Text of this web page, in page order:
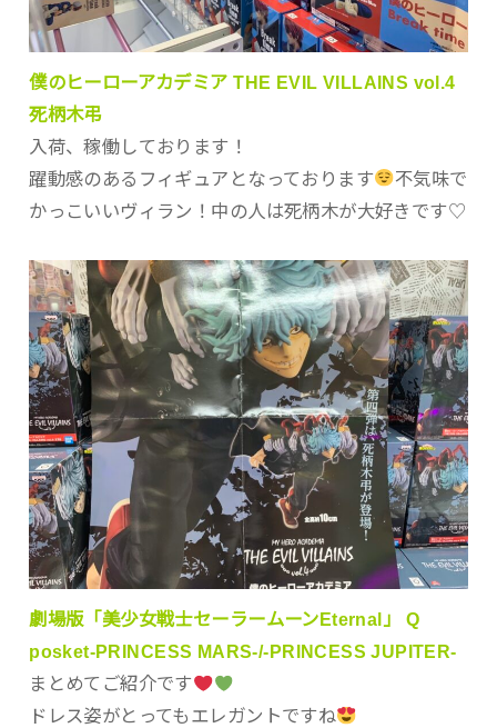
僕のヒーローアカデミア THE EVIL VILLAINS vol.4
死柄木弔
入荷、稼働しております！
躍動感のあるフィギュアとなっております
不気味で
かっこいいヴィラン！中の人は死柄木が大好きです♡
劇場版「美少女戦士セーラームーンEternal」 Q
posket-PRINCESS MARS-/-PRINCESS JUPITER-
まとめてご紹介です
ドレス姿がとってもエレガントですね